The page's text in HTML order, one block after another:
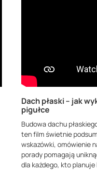
Dach płaski – jak
pigułce
Budowa dachu
ten film świetnie
wskazówki, omówienie
porady pomagają
dla każdego, kto